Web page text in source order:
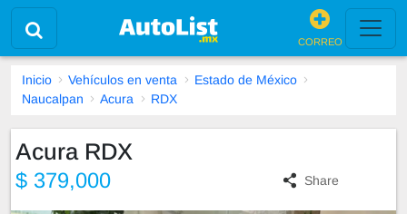
CORREO
Inicio Vehículos en venta
Estado de México
Naucalpan
Acura RDX
Acura RDX
$ 379,000 Share